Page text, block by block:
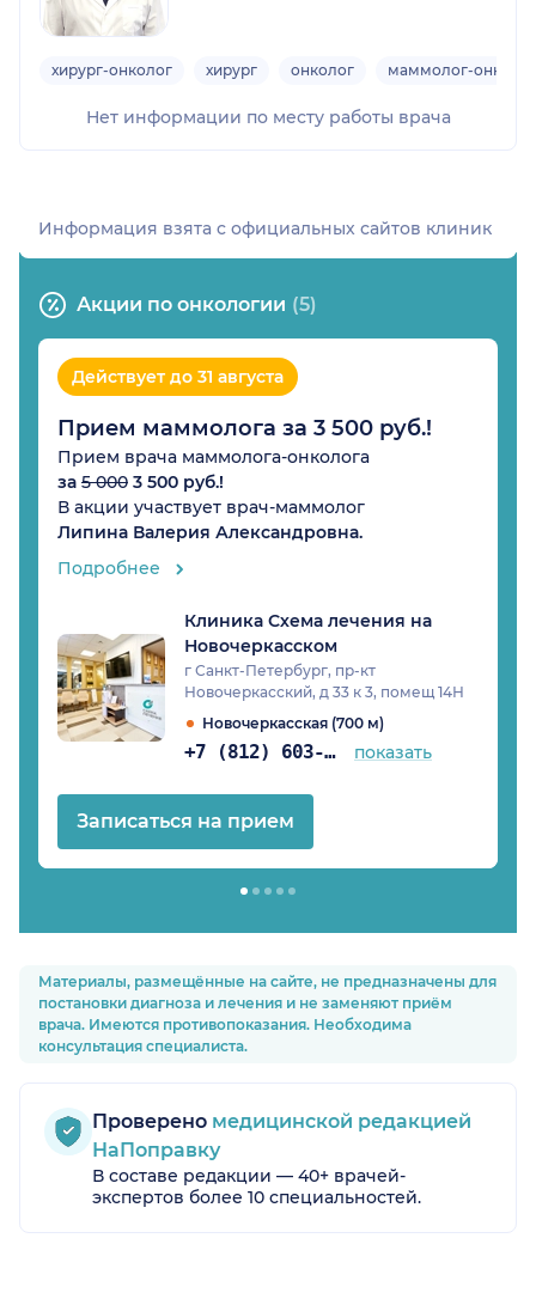
хирург-онколог хирург онколог маммолог-онколог
Нет информации по месту работы врача
Акции по онкологии (5)
Действует до 31 августа
Прием маммолога за 3 500 руб.!
Прием врача маммолога-онколога
за 5 000 3 500 руб.!
В акции участвует врач-маммолог
Липина Валерия Александровна.
Подробнее
Клиника Схема лечения на
Новочеркасском
г Санкт-Петербург, пр-кт
Новочеркасский, д 33 к 3, помещ 14Н
Новочеркасская (700 м)
+7 (812) 603-51-60 показать
Записаться на прием
Информация взята c официальных сайтов клиник
Материалы, размещённые на сайте, не предназначены для
постановки диагноза и лечения и не заменяют приём
врача. Имеются противопоказания. Необходима
консультация специалиста.
Проверено медицинской редакцией
НаПоправку
В составе редакции — 40+ врачей-
экспертов более 10 специальностей.